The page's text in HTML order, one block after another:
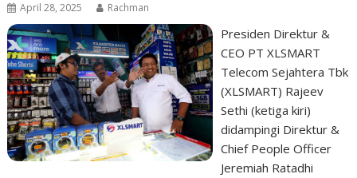
April 28, 2025 Rachman
Presiden Direktur &
CEO PT XLSMART
Telecom Sejahtera Tbk
(XLSMART) Rajeev
Sethi (ketiga kiri)
didampingi Direktur &
Chief People Officer
Jeremiah Ratadhi